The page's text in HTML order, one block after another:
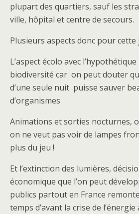
plupart des quartiers, sauf les
ville, hôpital et centre de secours.
Plusieurs aspects donc pour cette
L’aspect écolo avec
biodiversité car on peut douter
d’une seule nuit puisse sauver
d’organismes
Animations et sorties nocturnes,
on ne veut pas voir de lampes
plus du jeu !
Et l’extinction des lumières,
économique que l’on peut
publics partout en France
temps d’avant la crise de